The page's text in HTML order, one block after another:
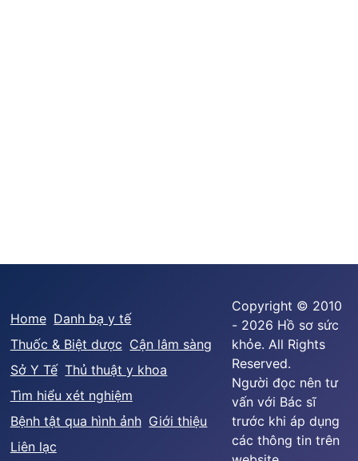
Home Danh bạ y tế
Thuốc & Biệt dược Cận lâm sàng
Sở Y Tế Thủ thuật y khoa
Tìm hiểu xét nghiệm
Bệnh tật qua hình ảnh Giới thiệu
Liên lạc
Copyright © 2010
- 2026 Hồ sơ sức
khỏe. All Rights
Reserved.
Người đọc nên tư
vấn với Bác sĩ
trước khi áp dụng
các thông tin trên